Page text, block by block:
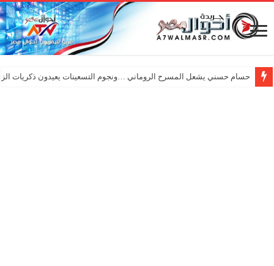
حسام حسني يشعل المسرح الروماني …ونجوم التسعينات يعيدون ذكريات